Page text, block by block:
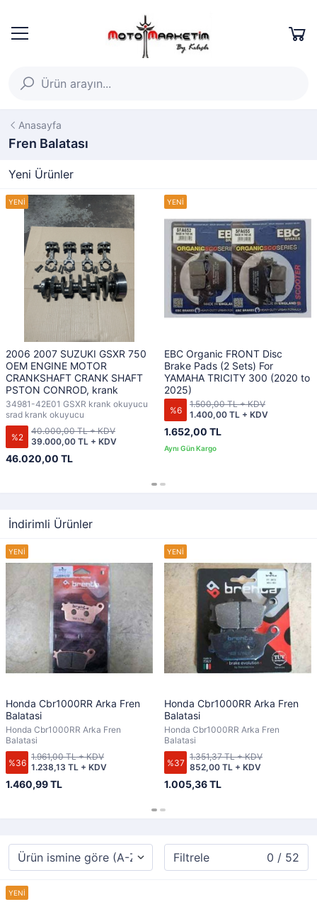
Anasayfa
Fren Balatası
Yeni Ürünler
2006 2007 SUZUKI GSXR 750
OEM ENGINE MOTOR
CRANKSHAFT CRANK SHAFT
PSTON CONROD, krank
34981-42E01 GSXR krank okuyucu
srad krank okuyucu
%2
46.020,00 TL
39.000,00 TL + KDV
40.000,00 TL + KDV
EBC Organic FRONT Disc
Brake Pads (2 Sets) For
YAMAHA TRICITY 300 (2020 to
2025)
%6
1.652,00 TL
1.400,00 TL + KDV
1.500,00 TL + KDV
İndirimli Ürünler
Honda Cbr1000RR Arka Fren
Balatasi
Honda Cbr1000RR Arka Fren
Balatasi
%36
1.460,99 TL
1.238,13 TL + KDV
1.961,00 TL + KDV
Honda Cbr1000RR Arka Fren
Balatasi
Honda Cbr1000RR Arka Fren
Balatasi
%37
1.005,36 TL
852,00 TL + KDV
1.351,37 TL + KDV
Filtrele 0 / 52